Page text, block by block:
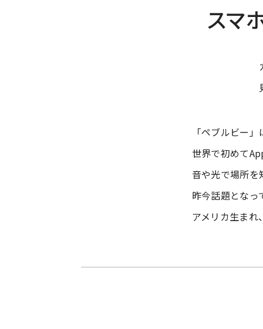
スマ
「ペブルビー
世界で初めて
音や光で場所を
昨今話題とな
アメリカ生ま